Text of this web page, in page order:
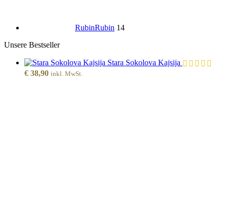
RubinRubin 14
Unsere Bestseller
Stara Sokolova Kajsija
€ 38,90 inkl. MwSt.